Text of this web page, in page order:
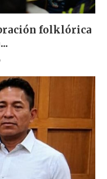
folklórica